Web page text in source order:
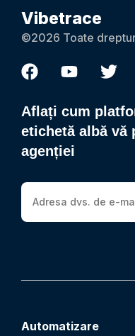
Vibetrace
©2026 Toate
Aflați cum
etichetă albă vă
agenției
Automatizare